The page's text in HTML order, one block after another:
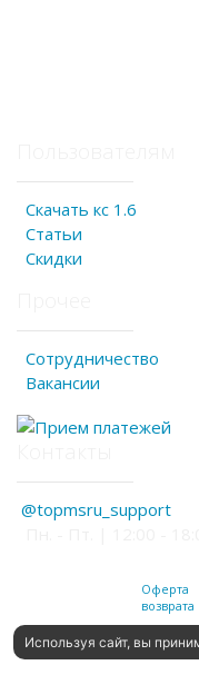
Скачать кс 1.6
Статьи
Скидки
Сотрудничество
Вакансии
@topmsru_support
Оферта
возврата
Используя сайт, вы